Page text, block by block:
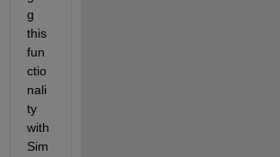
g
this
fun
ctio
nali
ty
with
Sim